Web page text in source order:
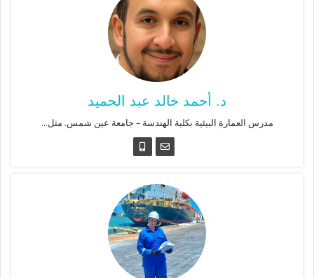
د. أحمد خالد عبد الحميد
مدرس العمارة البيئية بكلية الهندسة – جامعة عين شمس. مثل...